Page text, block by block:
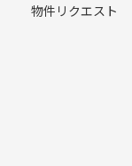
物件リクエスト